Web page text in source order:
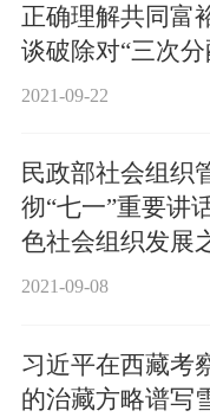
正确理解共同
谈破除对“三次
2021-09-22
民政部社会组织
彻“七一”重要讲
色社会组织发展
2021-09-08
习近平在西藏考
的治藏方略谱写